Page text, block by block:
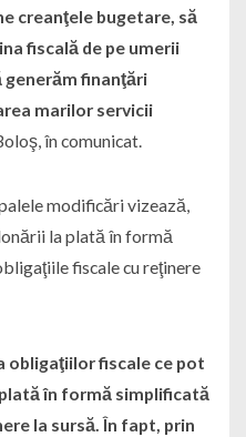
creanţele bugetare, să
fiscală de pe umerii
finanţări
marilor servicii
în comunicat.
modificări vizează,
la plată în formă
fiscale cu reţinere
obligaţiilor fiscale ce pot
în formă simplificată
la sursă. În fapt, prin